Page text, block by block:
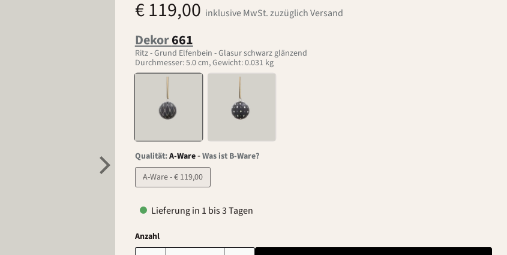
€ 119,00 inklusive MwSt. zuzüglich Versand
Dekor661
Ritz - Grund Elfenbein - Glasur schwarz glänzend
Durchmesser: 5.0 cm, Gewicht: 0.031 kg
Qualität:A-Ware-Was ist B-Ware?
A-Ware - € 119,00
Lieferung in 1 bis 3 Tagen
Anzahl